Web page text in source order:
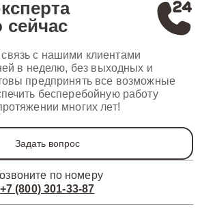
сейчас
с нашими клиентами
в неделю, без выходных и
предпринять все возможные
бесперебойную работу
многих лет!
Задать вопрос
по номеру
+7 (800) 301-33-87